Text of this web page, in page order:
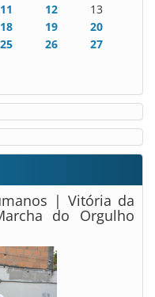
11 12
13
18 19
20
25 26
27
| Vitória da
do Orgulho